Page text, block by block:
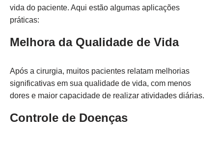
vida do paciente. Aqui estão algumas aplicações
práticas:
Melhora da Qualidade de Vida
Após a cirurgia, muitos pacientes relatam melhorias
significativas em sua qualidade de vida, com menos
dores e maior capacidade de realizar atividades diárias.
Controle de Doenças